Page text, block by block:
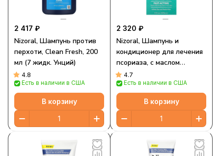
2 417 ₽
Nizoral, Шампунь против
перхоти, Clean Fresh, 200
мл (7 жидк. Унций)
4.8
Есть в наличии в США
В корзину
2 320 ₽
Nizoral, Шампунь и
кондиционер для лечения
псориаза, с маслом
чайного дерева, 325 мл
(11 жидк. Унций)
4.7
Есть в наличии в США
В корзину